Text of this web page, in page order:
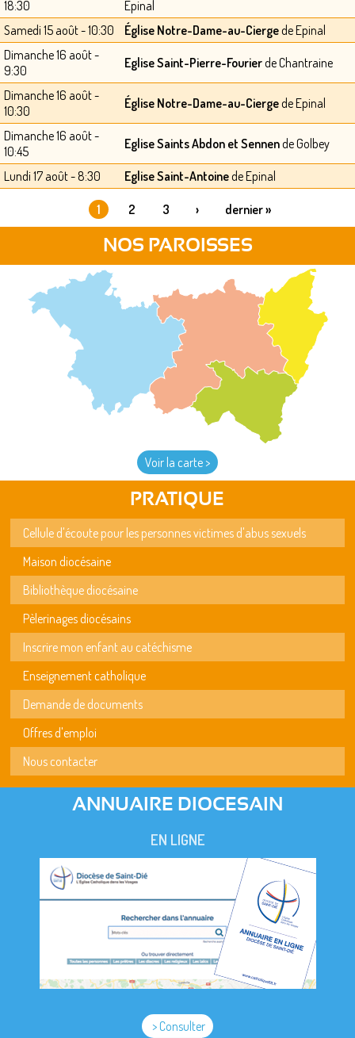
18:30
Epinal
Samedi 15 août - 10:30
Église Notre-Dame-au-Ciergede Epinal
Dimanche 16 août -
9:30
Eglise Saint-Pierre-Fourierde Chantraine
Dimanche 16 août -
10:30
Église Notre-Dame-au-Ciergede Epinal
Dimanche 16 août -
10:45
Eglise Saints Abdon et Sennende Golbey
Lundi 17 août - 8:30 Eglise Saint-Antoinede Epinal
1 2 3 › dernier »
NOS PAROISSES
Voir la carte >
PRATIQUE
Cellule d'écoute pour les personnes victimes d'abus sexuels
Maison diocésaine
Bibliothèque diocésaine
Pèlerinages diocésains
Inscrire mon enfant au catéchisme
Enseignement catholique
Demande de documents
Offres d'emploi
Nous contacter
ANNUAIRE DIOCESAIN
EN LIGNE
> Consulter